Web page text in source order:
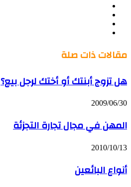
مقالات ذات صلة
هل تزوج أبنتك أو أختك لرجل بيع؟
2009/06/30
المهن في مجال تجارة التجزئة
2010/10/13
أنواع البائعين